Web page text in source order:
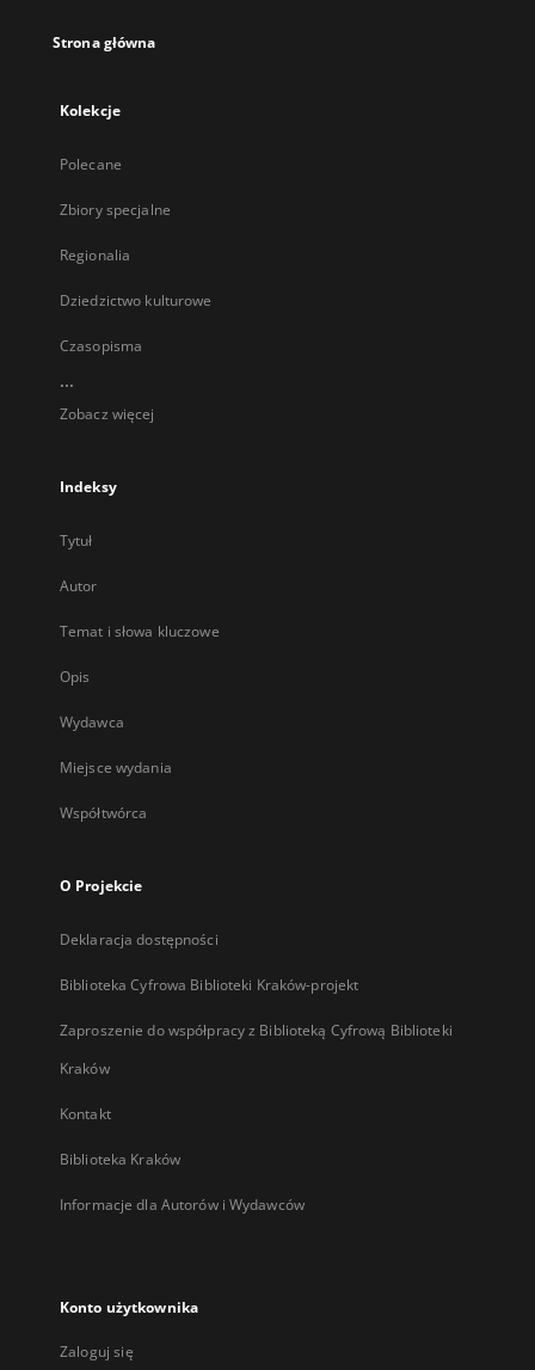
Strona główna
Kolekcje
Polecane
Zbiory specjalne
Regionalia
Dziedzictwo kulturowe
Czasopisma
...
Zobacz więcej
Indeksy
Tytuł
Autor
Temat i słowa kluczowe
Opis
Wydawca
Miejsce wydania
Współtwórca
O Projekcie
Deklaracja dostępności
Biblioteka Cyfrowa Biblioteki Kraków-projekt
Zaproszenie do współpracy z Biblioteką Cyfrową Biblioteki
Kraków
Kontakt
Biblioteka Kraków
Informacje dla Autorów i Wydawców
Konto użytkownika
Zaloguj się